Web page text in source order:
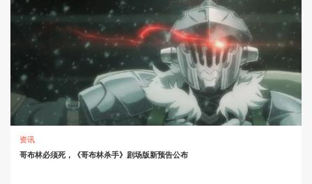
资讯
哥布林必须死，《哥布林杀手》剧场版新预告公布